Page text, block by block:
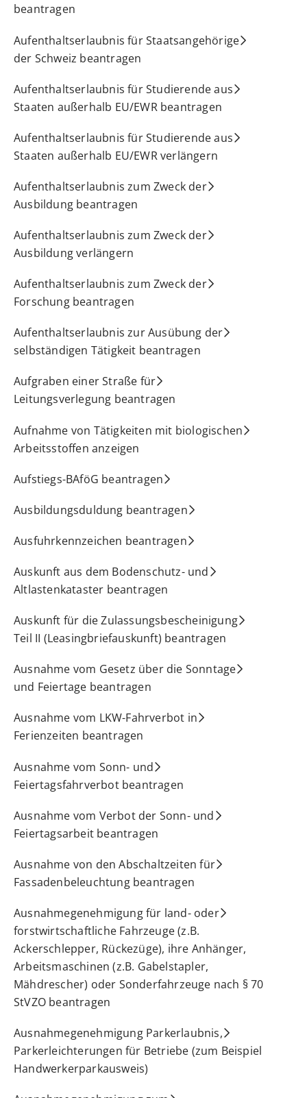
beantragen
Aufenthaltserlaubnis für Staatsangehörige
der Schweiz beantragen
Aufenthaltserlaubnis für Studierende aus
Staaten außerhalb EU/EWR beantragen
Aufenthaltserlaubnis für Studierende aus
Staaten außerhalb EU/EWR verlängern
Aufenthaltserlaubnis zum Zweck der
Ausbildung beantragen
Aufenthaltserlaubnis zum Zweck der
Ausbildung verlängern
Aufenthaltserlaubnis zum Zweck der
Forschung beantragen
Aufenthaltserlaubnis zur Ausübung der
selbständigen Tätigkeit beantragen
Aufgraben einer Straße für
Leitungsverlegung beantragen
Aufnahme von Tätigkeiten mit biologischen
Arbeitsstoffen anzeigen
Aufstiegs-BAföG beantragen
Ausbildungsduldung beantragen
Ausfuhrkennzeichen beantragen
Auskunft aus dem Bodenschutz- und
Altlastenkataster beantragen
Auskunft für die Zulassungsbescheinigung
Teil II (Leasingbriefauskunft) beantragen
Ausnahme vom Gesetz über die Sonntage
und Feiertage beantragen
Ausnahme vom LKW-Fahrverbot in
Ferienzeiten beantragen
Ausnahme vom Sonn- und
Feiertagsfahrverbot beantragen
Ausnahme vom Verbot der Sonn- und
Feiertagsarbeit beantragen
Ausnahme von den Abschaltzeiten für
Fassadenbeleuchtung beantragen
Ausnahmegenehmigung für land- oder
forstwirtschaftliche Fahrzeuge (z.B.
Ackerschlepper, Rückezüge), ihre Anhänger,
Arbeitsmaschinen (z.B. Gabelstapler,
Mähdrescher) oder Sonderfahrzeuge nach § 70
StVZO beantragen
Ausnahmegenehmigung Parkerlaubnis,
Parkerleichterungen für Betriebe (zum Beispiel
Handwerkerparkausweis)